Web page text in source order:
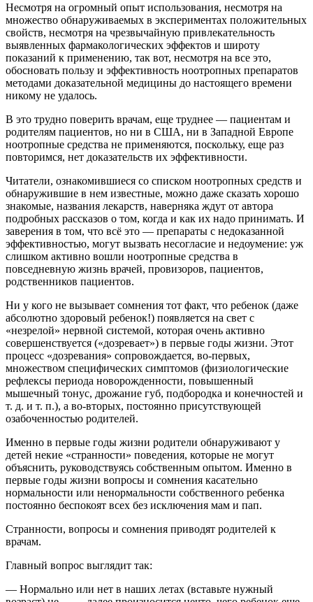
Несмотря на огромный опыт использования, несмотря на
множество обнаруживаемых в экспериментах положительных
свойств, несмотря на чрезвычайную привлекательность
выявленных фармакологических эффектов и широту
показаний к применению, так вот, несмотря на все это,
обосновать пользу и эффективность ноотропных препаратов
методами доказательной медицины до настоящего времени
никому не удалось.
В это трудно поверить врачам, еще труднее — пациентам и
родителям пациентов, но ни в США, ни в Западной Европе
ноотропные средства не применяются, поскольку, еще раз
повторимся, нет доказательств их эффективности.
Читатели, ознакомившиеся со списком ноотропных средств и
обнаружившие в нем известные, можно даже сказать хорошо
знакомые, названия лекарств, наверняка ждут от автора
подробных рассказов о том, когда и как их надо принимать. И
заверения в том, что всё это — препараты с недоказанной
эффективностью, могут вызвать несогласие и недоумение: уж
слишком активно вошли ноотропные средства в
повседневную жизнь врачей, провизоров, пациентов,
родственников пациентов.
Ни у кого не вызывает сомнения тот факт, что ребенок (даже
абсолютно здоровый ребенок!) появляется на свет с
«незрелой» нервной системой, которая очень активно
совершенствуется («дозревает») в первые годы жизни. Этот
процесс «дозревания» сопровождается, во-первых,
множеством специфических симптомов (физиологические
рефлексы периода новорожденности, повышенный
мышечный тонус, дрожание губ, подбородка и конечностей и
т. д. и т. п.), а во-вторых, постоянно присутствующей
озабоченностью родителей.
Именно в первые годы жизни родители обнаруживают у
детей некие «странности» поведения, которые не могут
объяснить, руководствуясь собственным опытом. Именно в
первые годы жизни вопросы и сомнения касательно
нормальности или ненормальности собственного ребенка
постоянно беспокоят всех без исключения мам и пап.
Странности, вопросы и сомнения приводят родителей к
врачам.
Главный вопрос выглядит так:
— Нормально или нет в наших летах (вставьте нужный